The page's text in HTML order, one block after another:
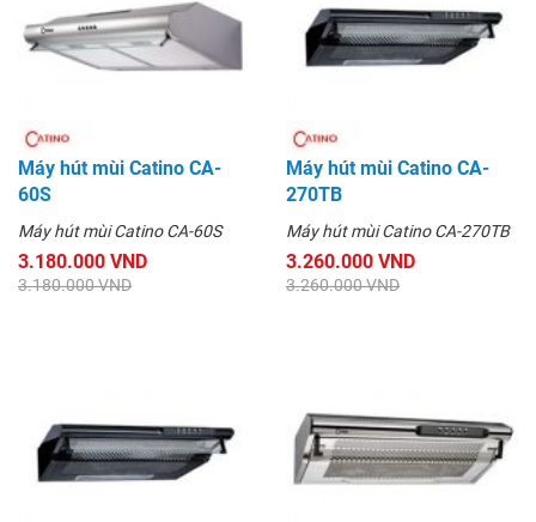
Máy hút mùi Catino CA-
60S
Máy hút mùi Catino CA-60S
3.180.000 VND
3.180.000 VND
Máy hút mùi Catino CA-
270TB
Máy hút mùi Catino CA-270TB
3.260.000 VND
3.260.000 VND